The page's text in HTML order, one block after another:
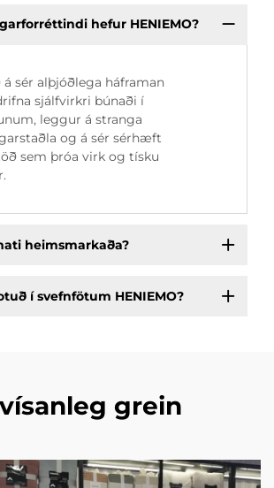
hefur HENIEMO?
sér alþjóðlega háframan
sjálfvirkri búnaði í
leggur á stranga
og á sér sérhæft
sem þróa virk og tísku
heimsmarkaða?
í svefnfötum HENIEMO?
grein